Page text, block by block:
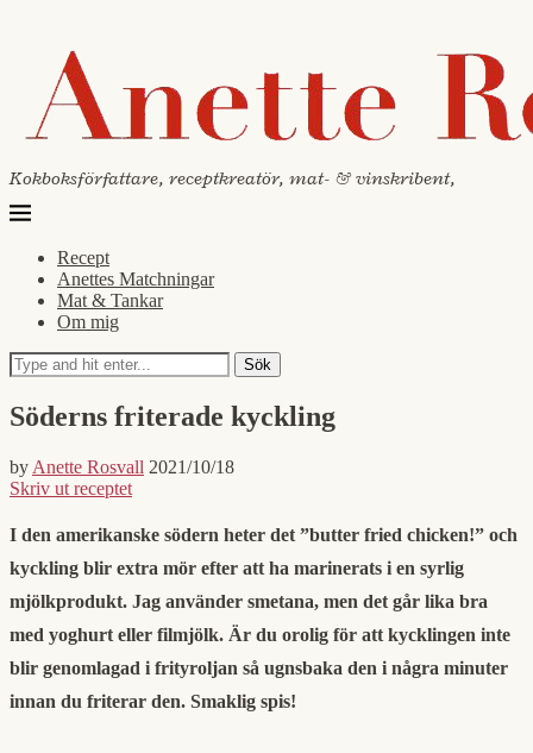
Kokboksförfattare, receptkreatör, mat- & vinskribent,
Recept
Anettes Matchningar
Mat & Tankar
Om mig
Sök
Söderns friterade kyckling
by Anette Rosvall 2021/10/18
Skriv ut receptet
I den amerikanske södern heter det ”butter fried chicken!” och
kyckling blir extra mör efter att ha marinerats i en syrlig
mjölkprodukt. Jag använder smetana, men det går lika bra
med yoghurt eller filmjölk. Är du orolig för att kycklingen inte
blir genomlagad i frityroljan så ugnsbaka den i några minuter
innan du friterar den. Smaklig spis!